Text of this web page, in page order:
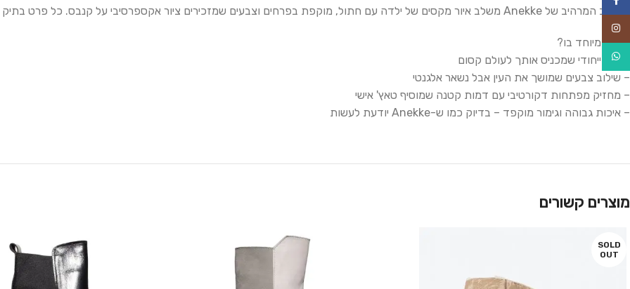
העיצוב המרהיב של Anekke משלב איור מקסים של ילדה עם חתול, מוקפת בפרחים וצבעים שמזכירים ציור אקספרסיבי על קנבס. כל פרט בתיק הזה מדבר על חלומות, יצירתיות, ורכות.
✨ מה מיוחד בו?
– איור ייחודי שמכניס אותך לעולם קסום
– שילוב צבעים שמושך את העין אבל נשאר אלגנטי
– מחזיק מפתחות דקורטיבי עם דמות קטנה שמוסיף טאץ' אישי
– איכות גבוהה וגימור מוקפד – בדיוק כמו ש-Anekke יודעת לעשות
מוצרים קשורים
SOLD
OUT
WhatsApp